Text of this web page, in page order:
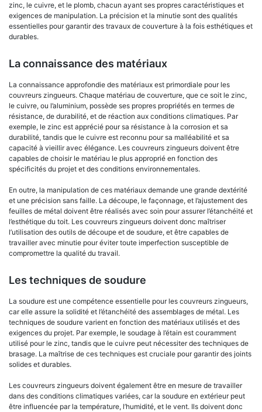
zinc, le cuivre, et le plomb, chacun ayant ses propres caractéristiques et
exigences de manipulation. La précision et la minutie sont des qualités
essentielles pour garantir des travaux de couverture à la fois esthétiques et
durables.
La connaissance des matériaux
La connaissance approfondie des matériaux est primordiale pour les
couvreurs zingueurs. Chaque matériau de couverture, que ce soit le zinc,
le cuivre, ou l’aluminium, possède ses propres propriétés en termes de
résistance, de durabilité, et de réaction aux conditions climatiques. Par
exemple, le zinc est apprécié pour sa résistance à la corrosion et sa
durabilité, tandis que le cuivre est reconnu pour sa malléabilité et sa
capacité à vieillir avec élégance. Les couvreurs zingueurs doivent être
capables de choisir le matériau le plus approprié en fonction des
spécificités du projet et des conditions environnementales.
En outre, la manipulation de ces matériaux demande une grande dextérité
et une précision sans faille. La découpe, le façonnage, et l’ajustement des
feuilles de métal doivent être réalisés avec soin pour assurer l’étanchéité et
l’esthétique du toit. Les couvreurs zingueurs doivent donc maîtriser
l’utilisation des outils de découpe et de soudure, et être capables de
travailler avec minutie pour éviter toute imperfection susceptible de
compromettre la qualité du travail.
Les techniques de soudure
La soudure est une compétence essentielle pour les couvreurs zingueurs,
car elle assure la solidité et l’étanchéité des assemblages de métal. Les
techniques de soudure varient en fonction des matériaux utilisés et des
exigences du projet. Par exemple, le soudage à l’étain est couramment
utilisé pour le zinc, tandis que le cuivre peut nécessiter des techniques de
brasage. La maîtrise de ces techniques est cruciale pour garantir des joints
solides et durables.
Les couvreurs zingueurs doivent également être en mesure de travailler
dans des conditions climatiques variées, car la soudure en extérieur peut
être influencée par la température, l’humidité, et le vent. Ils doivent donc